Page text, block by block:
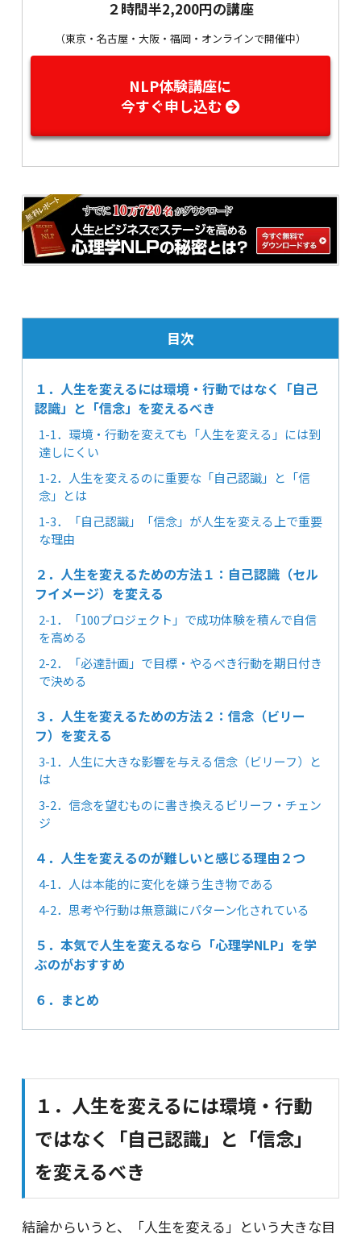
２時間半2,200円の講座
（東京・名古屋・大阪・福岡・オンラインで開催中）
NLP体験講座に
今すぐ申し込む
目次
１．人生を変えるには環境・行動ではなく「自己
認識」と「信念」を変えるべき
1-1．環境・行動を変えても「人生を変える」には到
達しにくい
1-2．人生を変えるのに重要な「自己認識」と「信
念」とは
1-3．「自己認識」「信念」が人生を変える上で重要
な理由
２．人生を変えるための方法１：自己認識（セル
フイメージ）を変える
2-1．「100プロジェクト」で成功体験を積んで自信
を高める
2-2．「必達計画」で目標・やるべき行動を期日付き
で決める
３．人生を変えるための方法２：信念（ビリー
フ）を変える
3-1．人生に大きな影響を与える信念（ビリーフ）と
は
3-2．信念を望むものに書き換えるビリーフ・チェン
ジ
４．人生を変えるのが難しいと感じる理由２つ
4-1．人は本能的に変化を嫌う生き物である
4-2．思考や行動は無意識にパターン化されている
５．本気で人生を変えるなら「心理学NLP」を学
ぶのがおすすめ
６．まとめ
１．人生を変えるには環境・行動
ではなく「自己認識」と「信念」
を変えるべき
結論からいうと、「人生を変える」という大きな目